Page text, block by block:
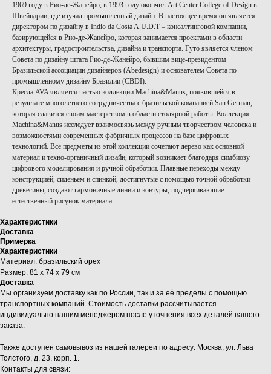
1969 году в Рио-де-Жанейро, в 1993 году окончил Art Center College of Design в
Швейцарии, где изучал промышленный дизайн. В настоящее время он является
директором по дизайну в Indio da Costa A.U.D.T – консалтинговой компании,
базирующейся в Рио-де-Жанейро, которая занимается проектами в области
архитектуры, градостроительства, дизайна и транспорта. Гуто является членом
Совета по дизайну штата Рио-де-Жанейро, бывшим вице-президентом
Бразильской ассоциации дизайнеров (Abedesign) и основателем Совета по
промышленному дизайну Бразилии (CBDI).
Кресла AVA является частью коллекции Machina&Manus, появившейся в
результате многолетнего сотрудничества с бразильской компанией San German,
которая славится своим мастерством в области столярной работы. Коллекция
Machina&Manus исследует взаимосвязь между ручным творчеством человека и
возможностями современных фабричных процессов на базе цифровых
технологий. Все предметы из этой коллекции сочетают дерево как основной
материал и техно-органичный дизайн, который возникает благодаря симбиозу
цифрового моделирования и ручной обработки. Плавные переходы между
конструкцией, сиденьем и спинкой, достигнутые с помощью точной обработки
древесины, создают гармоничные линии и контуры, подчеркивающие
естественный рисунок материала.
Характеристики
Доставка
Примерка
Характеристики
Материал: бразильский орех
Размер: 81 х 74 х 79 см
Доставка
Мы организуем доставку как по России, так и за её пределы с помощью
транспортных компаний. Стоимость доставки рассчитывается
индивидуально нашим менеджером после уточнения всех деталей вашего
заказа.
Также доступен самовывоз из нашей галереи по адресу: Москва, ул. Льва
Толстого, д. 23, корп. 1.
Контакты для связи: